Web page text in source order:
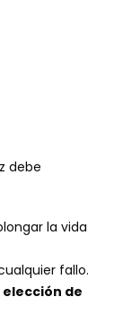
debe
la vida
fallo.
elección de